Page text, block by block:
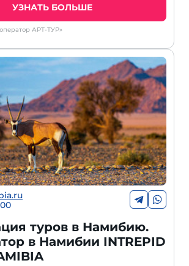
УЗНАТЬ БОЛЬШЕ
АРТ-ТУР»
туров в Намибию.
в Намибии INTREPID